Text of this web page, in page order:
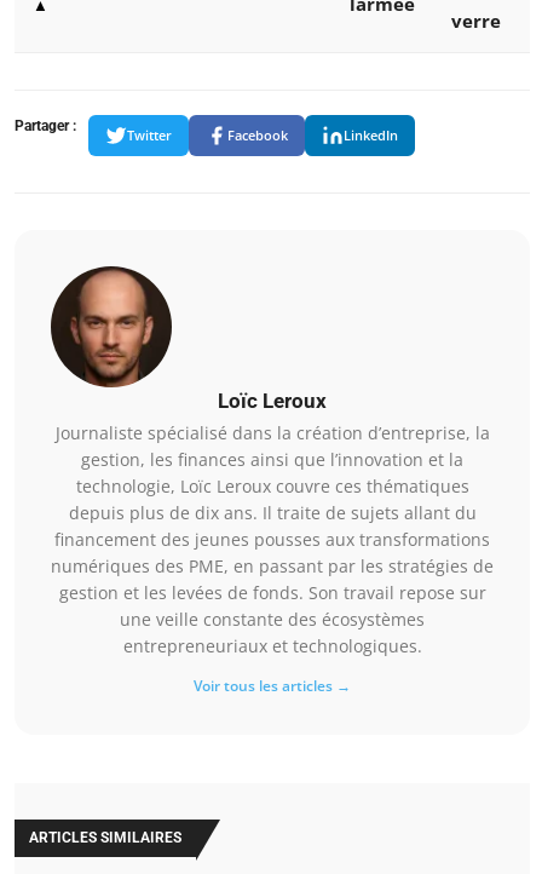
▲
verre
Partager :
Twitter Facebook LinkedIn
Loïc Leroux
Journaliste spécialisé dans la création d’entreprise, la
gestion, les finances ainsi que l’innovation et la
technologie, Loïc Leroux couvre ces thématiques
depuis plus de dix ans. Il traite de sujets allant du
financement des jeunes pousses aux transformations
numériques des PME, en passant par les stratégies de
gestion et les levées de fonds. Son travail repose sur
une veille constante des écosystèmes
entrepreneuriaux et technologiques.
Voir tous les articles →
ARTICLES SIMILAIRES